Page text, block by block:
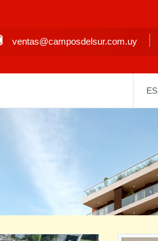
ventas@camposdelsur.com.uy
ES